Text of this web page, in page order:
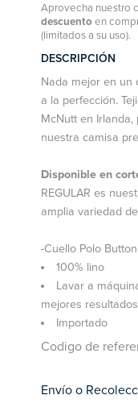
Aprovecha nuestro
descuento en
(limitados a su uso).
DESCRIPCIÓN
Nada mejor en un
a la perfección.
McNutt en Irlanda,
nuestra camisa
Disponible en
REGULAR es
amplia variedad
-Cuello Polo
100% lino
Lavar a
mejores resultados
Importado
Codigo de
Envío o